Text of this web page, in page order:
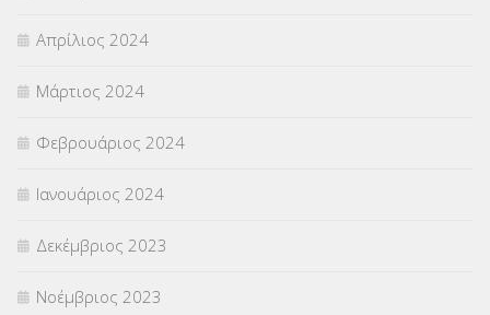
Απρίλιος 2024
Μάρτιος 2024
Φεβρουάριος 2024
Ιανουάριος 2024
Δεκέμβριος 2023
Νοέμβριος 2023